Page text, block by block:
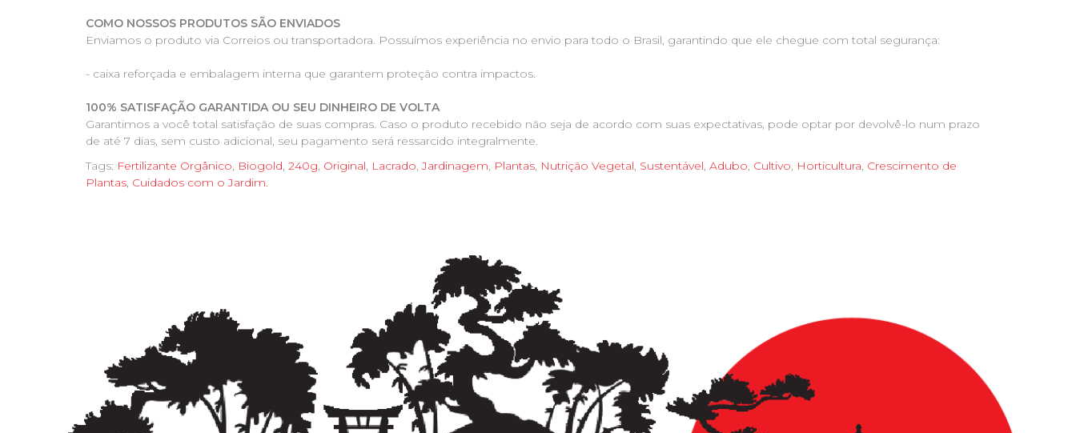
COMO NOSSOS PRODUTOS SÃO ENVIADOS
Enviamos o produto via Correios ou transportadora. Possuímos experiência no envio para todo o Brasil, garantindo que ele chegue com total segurança:
- caixa reforçada e embalagem interna que garantem proteção contra impactos.
100% SATISFAÇÃO GARANTIDA OU SEU DINHEIRO DE VOLTA
Garantimos a você total satisfação de suas compras. Caso o produto recebido não seja de acordo com suas expectativas, pode optar por devolvê-lo num prazo
de até 7 dias, sem custo adicional, seu pagamento será ressarcido integralmente.
Tags: Fertilizante Orgânico, Biogold, 240g, Original, Lacrado,Jardinagem, Plantas, Nutrição Vegetal, Sustentável, Adubo, Cultivo, Horticultura, Crescimento de
Plantas, Cuidados com o Jardim.